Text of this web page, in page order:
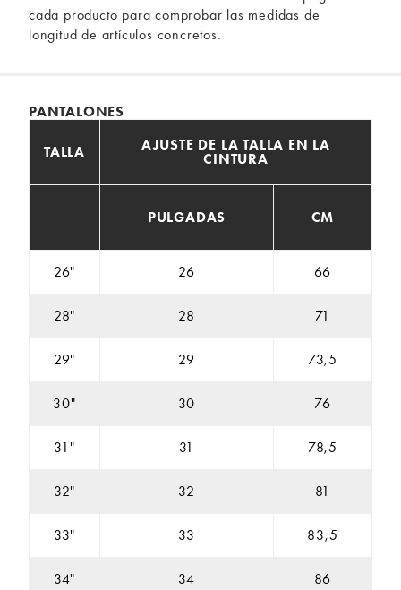
cada producto para comprobar las medidas de
longitud de artículos concretos.
PANTALONES
TALLA AJUSTE DE LA TALLA EN LA
CINTURA
PULGADAS CM
26" 26 66
28" 28 71
29" 29 73,5
30" 30 76
31" 31 78,5
32" 32 81
33" 33 83,5
34" 34 86